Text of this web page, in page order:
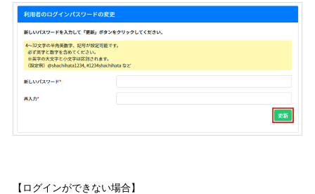
【ログインができない場合】